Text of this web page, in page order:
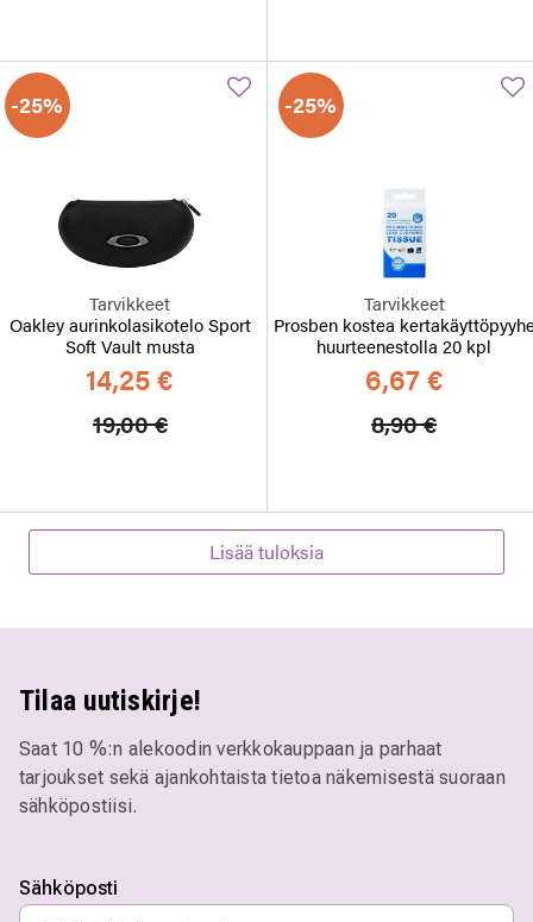
-25%
Tarvikkeet
Oakley aurinkolasikotelo Sport
Soft Vault musta
14,25 €
Hinta alennettu
19,00 €Alennettu hinta
-25%
Tarvikkeet
Prosben kostea
huurteenestolla 20 kpl
6,67 €
Hinta
8,90 €
Lisää tuloksia
Tilaa uutiskirje!
Saat 10 %:n alekoodin verkkokauppaan ja parhaat
tarjoukset sekä ajankohtaista tietoa näkemisestä suoraan
sähköpostiisi.
Sähköposti